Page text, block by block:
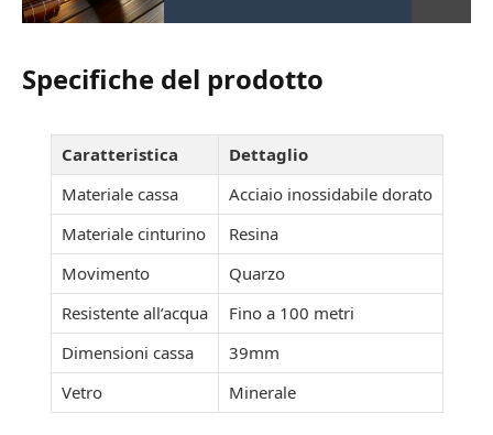
Specifiche del prodotto
Caratteristica
Dettaglio
Materiale cassa
Acciaio inossidabile dorato
Materiale cinturino
Resina
Movimento
Quarzo
Resistente all’acqua
Fino a 100 metri
Dimensioni cassa
39mm
Vetro
Minerale